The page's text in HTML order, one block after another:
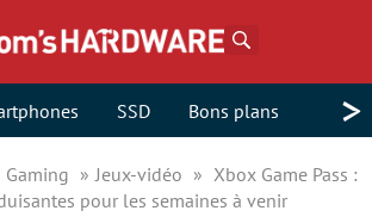
SSD Bons plans >
Gaming Jeux-vidéo
Xbox Game Pass :
pour les semaines à venir